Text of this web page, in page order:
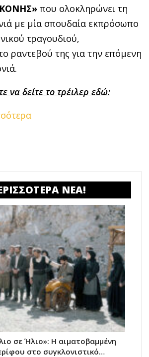
που ολοκληρώνει τη
με μία σπουδαία εκπρόσωπο
τραγουδιού,
ραντεβού της για την επόμενη
να δείτε το τρέιλερ εδώ:
ΝΕΑ!
σε Ήλιο»: Η αιματοβαμμένη
στο συγκλονιστικό…